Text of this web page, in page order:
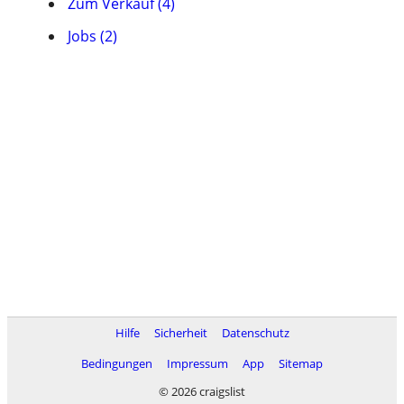
Jobs (2)
Hilfe Sicherheit
Datenschutz
Bedingungen
Impressum App
Sitemap
© 2026 craigslist